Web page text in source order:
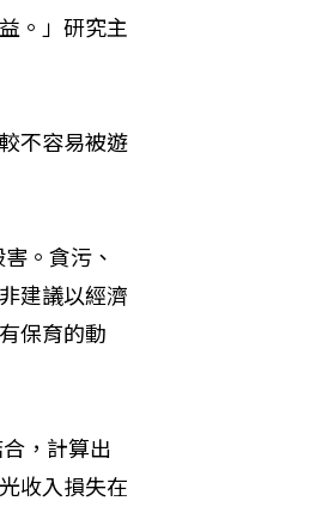
。」研究主
不容易被遊
。貪污、
建議以經濟
保育的動
，計算出
收入損失在